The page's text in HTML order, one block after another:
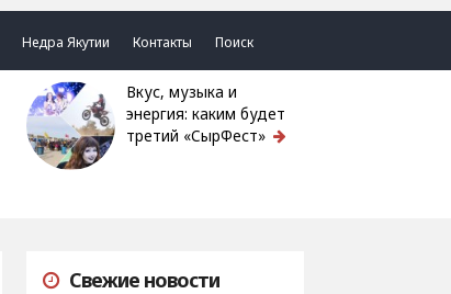
Недра Якутии Контакты Поиск
Вкус, музыка и
энергия: каким будет
третий «СырФест»
Свежие новости